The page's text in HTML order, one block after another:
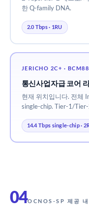
한 Q-family DNA.
2.0 Tbps · 1RU
JERICHO 2C+ ·
통신사업자급 코어
현재 위치입니다. 전체
single-chip. Tier-1/Tier-
14.4 Tbps single-chip ·
04OCNOS-SP 제공